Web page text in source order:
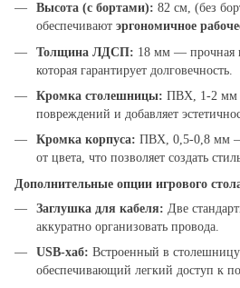
Высота (с бортами): 82 см, (без
обеспечивают эргономичное
Толщина ЛДСП: 18 мм — прочная
которая гарантирует долговечность.
Кромка столешницы: ПВХ, 1-2 мм
повреждений и добавляет
Кромка корпуса: ПВХ, 0,5-0,8 мм
от цвета, что позволяет создать
Дополнительные опции игрового
Заглушка для кабеля: Две
аккуратно организовать провода.
USB-хаб: Встроенный в
обеспечивающий легкий доступ к